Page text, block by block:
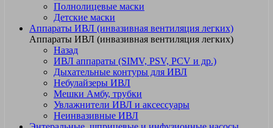
Полнолицевые маски
Детские маски
Аппараты ИВЛ (инвазивная вентиляция легких)
Аппараты ИВЛ (инвазивная вентиляция легких)
Назад
ИВЛ аппараты (SIMV, PSV, PCV и др.)
Дыхательные контуры для ИВЛ
Небулайзеры ИВЛ
Мешки Амбу, трубки
Увлажнители ИВЛ и аксессуары
Неинвазивные ИВЛ